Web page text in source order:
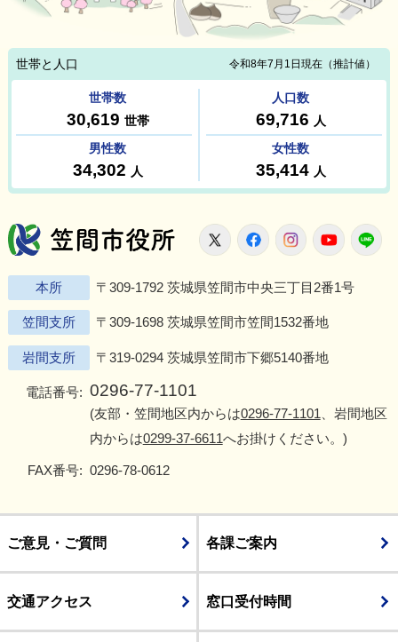
笠間市役所
X FacebookInstagram
本所 〒309-1792 茨城県笠間市中央三丁目2番1号
笠間支所 〒309-1698 茨城県笠間市笠間1532番地
岩間支所 〒319-0294 茨城県笠間市下郷5140番地
電話番号: 0296-77-1101
(友部・笠間地区内からは0296-77-1101 、岩間地区
内からは0299-37-6611へお掛けください。)
FAX番号: 0296-78-0612
ご意見・ご質問 各課ご案内
交通アクセス 窓口受付時間